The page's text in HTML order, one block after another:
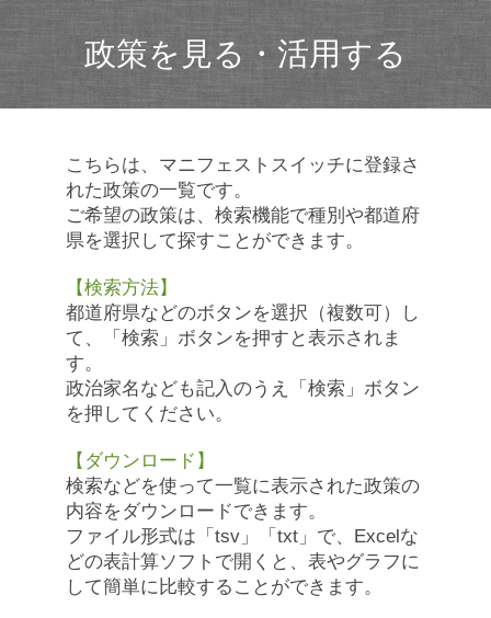
政策を見る・活用する
こちらは、マニフェストスイッチに登録さ
れた政策の一覧です。
ご希望の政策は、検索機能で種別や都道府
県を選択して探すことができます。
【検索方法】
都道府県などのボタンを選択（複数可）し
て、「検索」ボタンを押すと表示されま
す。
政治家名なども記入のうえ「検索」ボタン
を押してください。
【ダウンロード】
検索などを使って一覧に表示された政策の
内容をダウンロードできます。
ファイル形式は「tsv」「txt」で、Excelな
どの表計算ソフトで開くと、表やグラフに
して簡単に比較することができます。